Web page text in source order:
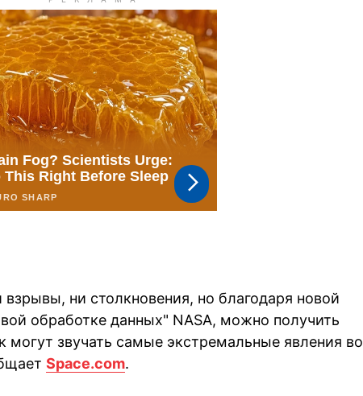
ни столкновения, но благодаря новой
обработке данных" NASA, можно получить
могут звучать самые экстремальные явления во
Space.com.